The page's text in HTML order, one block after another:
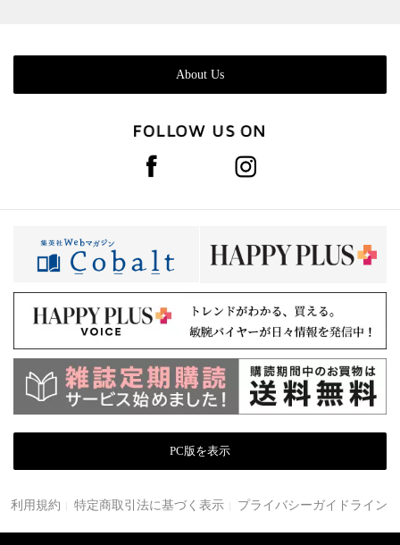
About Us
PC版を表示
利用規約 特定商取引法に基づく表示 プライバシーガイドライン